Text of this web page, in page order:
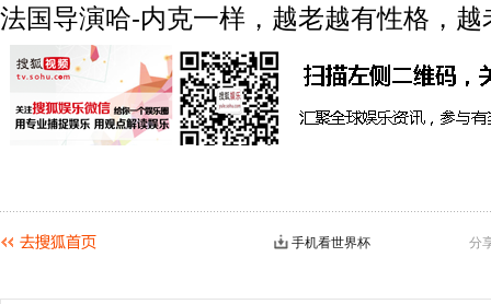
法国导演哈-内克一样，越老越有性格，越
分
手机看世界杯